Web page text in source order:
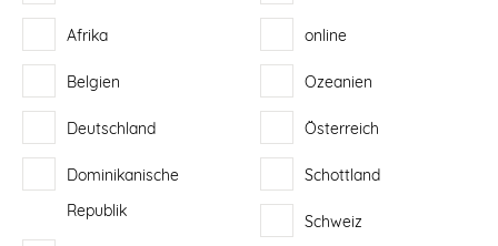
Afrika
Belgien
Deutschland
Dominikanische
Republik
online
Ozeanien
Österreich
Schottland
Schweiz